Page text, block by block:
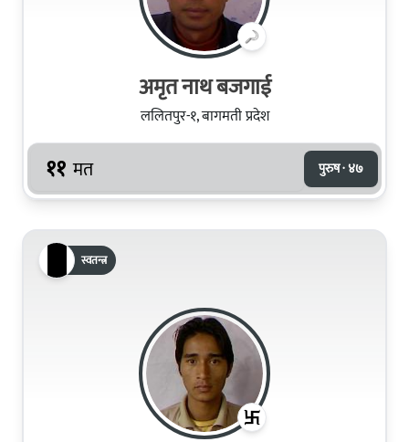
अमृत नाथ बजगाई
ललितपुर-१, बागमती प्रदेश
११ मत पुरुष · ४७
स्वतन्त्र